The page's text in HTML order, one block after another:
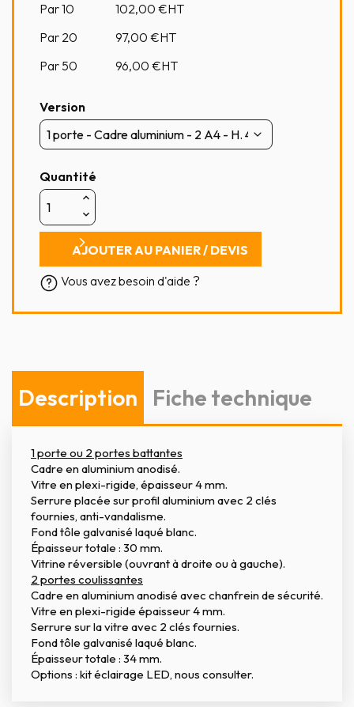
Par 10
102,00 €HT
Par 20
97,00 €HT
Par 50
96,00 €HT
Version
Quantité
AJOUTER AU PANIER / DEVIS
Vous avez besoin d'aide ?
Description Fiche technique
1 porte ou 2 portes battantes
Cadre en aluminium anodisé.
Vitre en plexi-rigide, épaisseur 4 mm.
Serrure placée sur profil aluminium avec 2 clés
fournies, anti-vandalisme.
Fond tôle galvanisé laqué blanc.
Épaisseur totale : 30 mm.
Vitrine réversible (ouvrant à droite ou à gauche).
2 portes coulissantes
Cadre en aluminium anodisé avec chanfrein de sécurité.
Vitre en plexi-rigide épaisseur 4 mm.
Serrure sur la vitre avec 2 clés fournies.
Fond tôle galvanisé laqué blanc.
Épaisseur totale : 34 mm.
Options : kit éclairage LED, nous consulter.